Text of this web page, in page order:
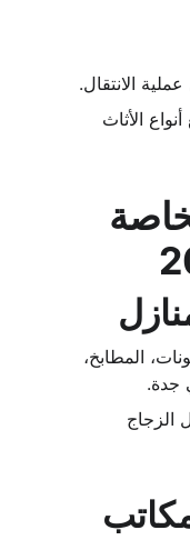
الانتقال.
الأثاث
المطابخ،
جدة.
الزجاج